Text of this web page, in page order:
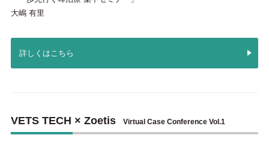
大嶋 有里
詳しくはこちら
VETS TECH × ZoetisVirtual Case Conference Vol.1